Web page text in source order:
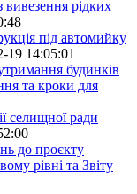
вивезення рідких
під автомийку
19 14:05:01
будинків
та кроки для
селищної ради
до проєкту
рівні та Звіту